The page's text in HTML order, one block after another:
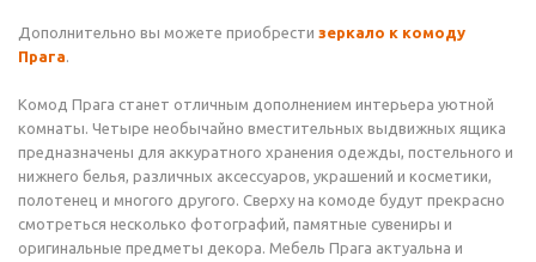
Дополнительно вы можете приобрести зеркало к комоду
Прага.
Комод Прага станет отличным дополнением интерьера уютной
комнаты. Четыре необычайно вместительных выдвижных ящика
предназначены для аккуратного хранения одежды, постельного и
нижнего белья, различных аксессуаров, украшений и косметики,
полотенец и многого другого. Сверху на комоде будут прекрасно
смотреться несколько фотографий, памятные сувениры и
оригинальные предметы декора. Мебель Прага актуальна и